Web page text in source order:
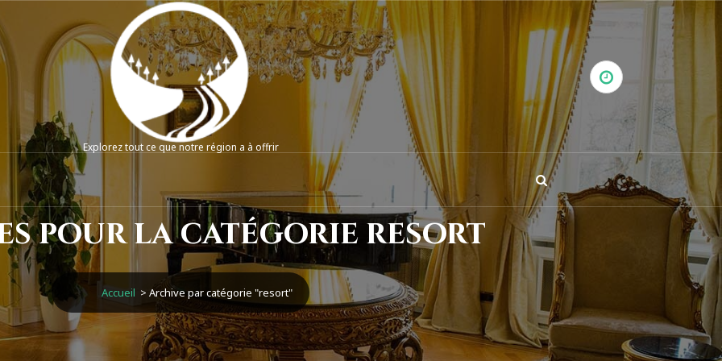
Explorez tout ce que notre région a à offrir
pour la catégorie resort
Accueil > Archive par catégorie "resort"